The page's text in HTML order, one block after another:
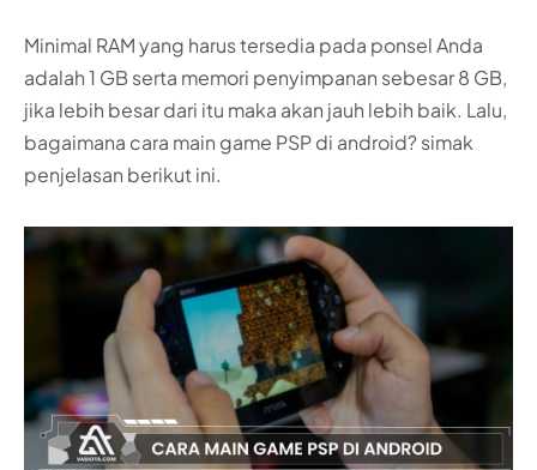
Minimal RAM yang harus tersedia pada ponsel Anda
adalah 1 GB serta memori penyimpanan sebesar 8 GB,
jika lebih besar dari itu maka akan jauh lebih baik. Lalu,
bagaimana cara main game PSP di android? simak
penjelasan berikut ini.